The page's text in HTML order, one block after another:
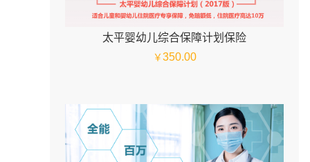
太平婴幼儿综合保障计划保险
￥350.00